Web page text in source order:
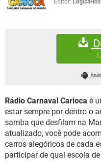
OUTLOOK
FÓRUM
INSTAGRAM
GUIA DE COMPRAS
Editor:
Rádio Carnaval Carioca é
estar sempre por dentro o
samba que desfilam na
atualizado, você pode
carros alegóricos de cada
participar de qual escola